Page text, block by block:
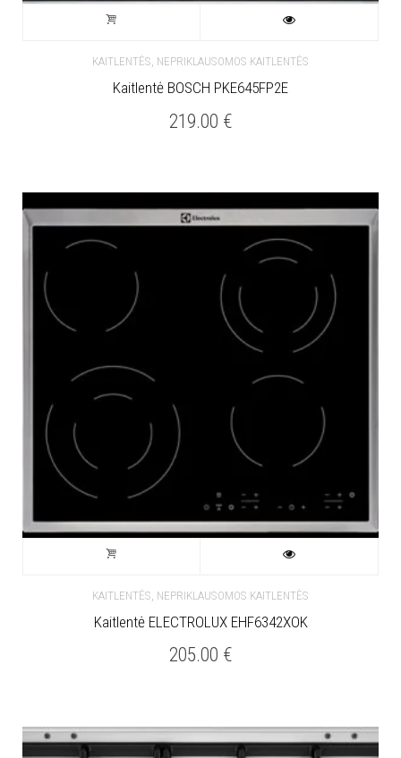
KAITLENTĖS, NEPRIKLAUSOMOS KAITLENTĖS
Kaitlentė BOSCH PKE645FP2E
219.00 €
KAITLENTĖS NEPRIKLAUSOMOS KAITLENTĖS
Kaitlentė ELECTROLUX EHF6342XOK
205.00 €